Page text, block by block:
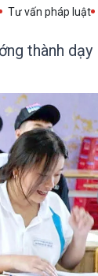
Tư vấn pháp luật
thành dạy